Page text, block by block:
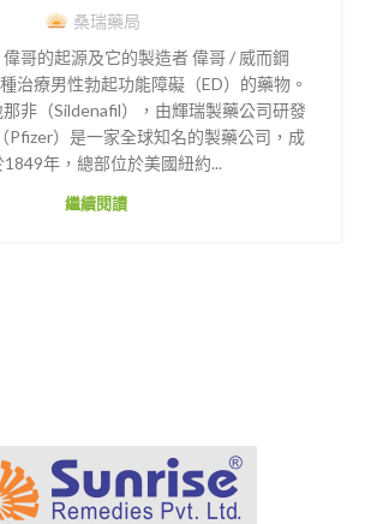
桑瑞藥局
哥的起源及它的製造者 偉哥 / 威而鋼
種治療男性勃起功能障礙（ED）的藥物。
非（Sildenafil），由輝瑞製藥公司研發
Pfizer）是一家全球知名的製藥公司，成
1849年，總部位於美國紐約...
繼續閱讀